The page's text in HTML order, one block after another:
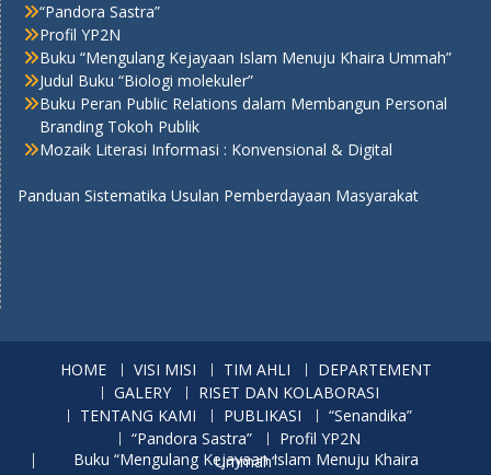
“Pandora Sastra”
Profil YP2N
Buku “Mengulang Kejayaan Islam Menuju Khaira Ummah”
Judul Buku “Biologi molekuler”
Buku Peran Public Relations dalam Membangun Personal
Branding Tokoh Publik
Mozaik Literasi Informasi : Konvensional & Digital
Panduan Sistematika Usulan Pemberdayaan Masyarakat
HOME VISI MISI TIM AHLI
DEPARTEMENT
GALERY
RISET DAN KOLABORASI
TENTANG KAMI
PUBLIKASI
“Senandika”
“Pandora Sastra”
Profil YP2N
Buku “Mengulang Kejayaan Islam Menuju Khaira Ummah”